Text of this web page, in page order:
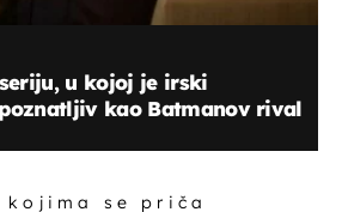
u kojoj je irski
kao Batmanov rival
se priča